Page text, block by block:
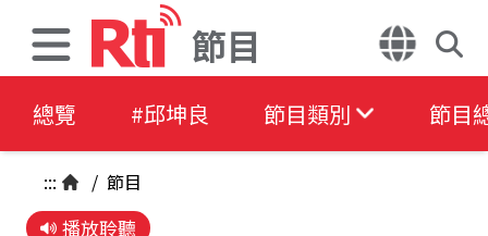
節目
總覽 #邱坤良 節目類別 節目
::: / 節目
播放聆聽